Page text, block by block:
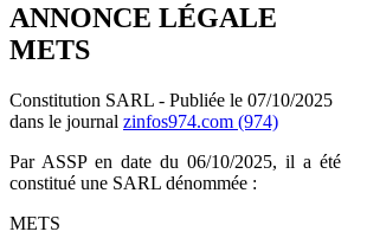
ANNONCE LÉGALE
METS
Constitution SARL - Publiée le 07/10/2025
dans le journal zinfos974.com (974)
Par ASSP en date du 06/10/2025, il a été
constitué une SARL dénommée :
METS